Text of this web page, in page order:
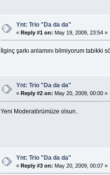
Ynt: Trio "Da da da"
« Reply #1 on: May 19, 2009, 23:54 »
İlginç şarkı anlamını bilmiyorum tabikki
Ynt: Trio "Da da da"
« Reply #2 on: May 20, 2009, 00:00 »
Yeni Moderatörümüze olsun..
Ynt: Trio "Da da da"
« Reply #3 on: May 20, 2009, 00:07 »